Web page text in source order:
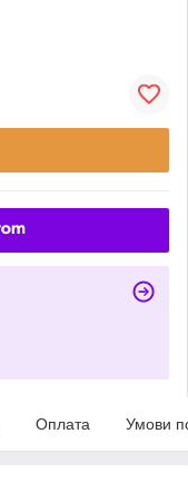
Оплата Умови